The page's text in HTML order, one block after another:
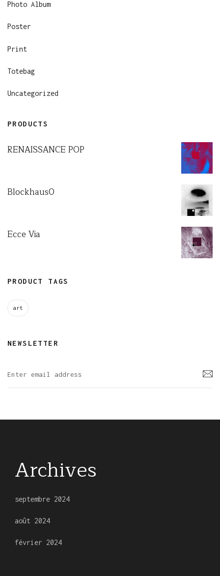
Photo Album
Poster
Print
Totebag
Uncategorized
PRODUCTS
RENAISSANCE POP
Blockhaus0
Ecce Via
PRODUCT TAGS
art
NEWSLETTER
Archives
septembre 2024
août 2024
février 2024